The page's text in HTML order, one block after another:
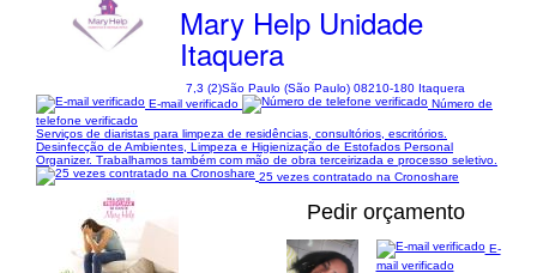
Mary Help Unidade
Itaquera
7,3 (2)São Paulo (São Paulo) 08210-180 Itaquera
E-mail verificado
Número de
telefone verificado
Serviços de diaristas para limpeza de residências, consultórios, escritórios.
Desinfecção de Ambientes, Limpeza e Higienização de Estofados Personal
Organizer. Trabalhamos também com mão de obra terceirizada e processo seletivo.
25 vezes contratado na Cronoshare
Pedir orçamento
E-
mail verificado